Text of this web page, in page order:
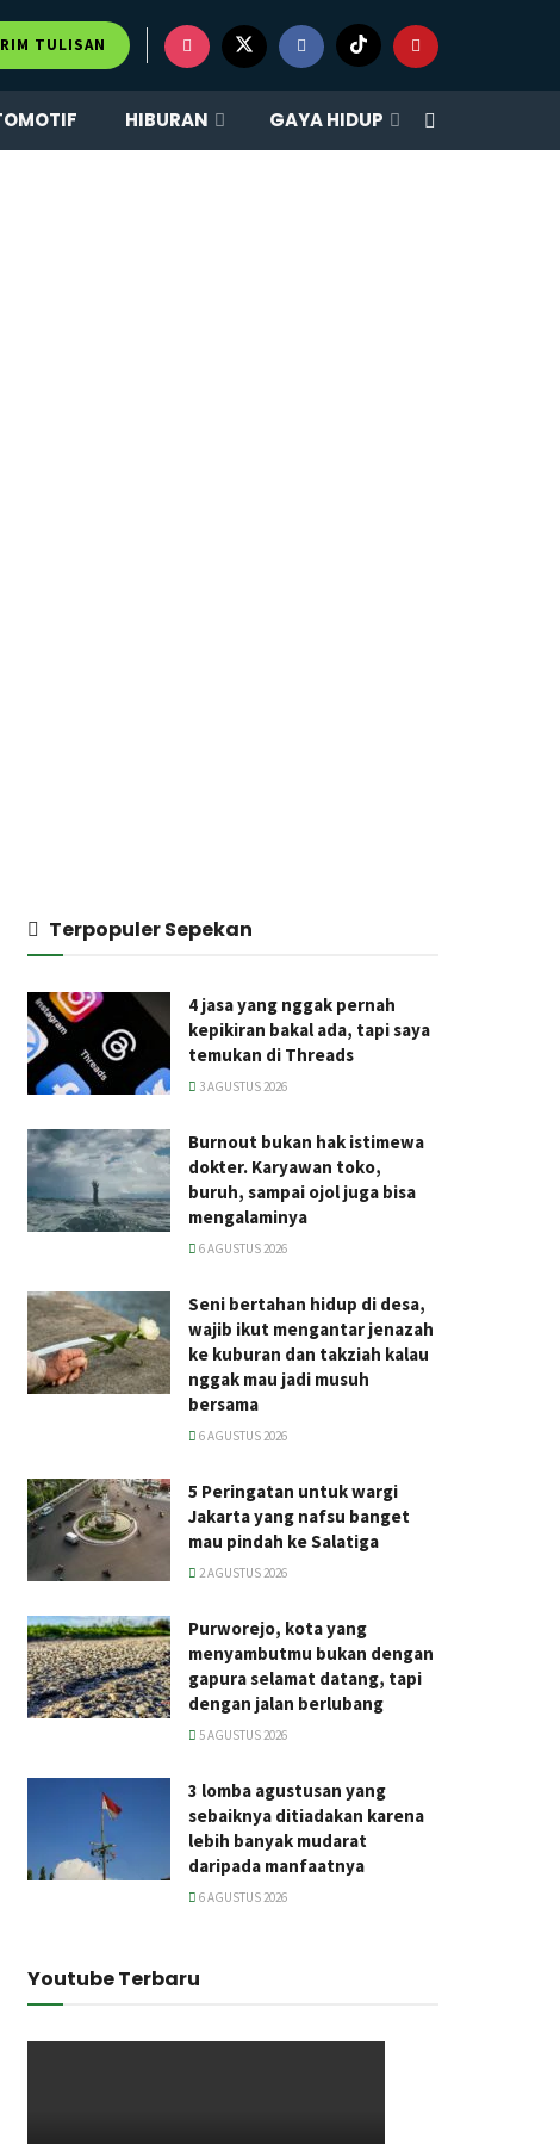
TULISAN
HIBURAN GAYA HIDUP
Terpopuler Sepekan
4 jasa yang nggak pernah
kepikiran bakal ada, tapi saya
temukan di Threads
3 AGUSTUS 2026
Burnout bukan hak istimewa
dokter. Karyawan toko,
buruh, sampai ojol juga bisa
mengalaminya
6 AGUSTUS 2026
Seni bertahan hidup di desa,
wajib ikut mengantar jenazah
ke kuburan dan takziah kalau
nggak mau jadi musuh
bersama
6 AGUSTUS 2026
5 Peringatan untuk wargi
Jakarta yang nafsu banget
mau pindah ke Salatiga
2 AGUSTUS 2026
Purworejo, kota yang
menyambutmu bukan dengan
gapura selamat datang, tapi
dengan jalan berlubang
5 AGUSTUS 2026
3 lomba agustusan yang
sebaiknya ditiadakan karena
lebih banyak mudarat
daripada manfaatnya
6 AGUSTUS 2026
Youtube Terbaru